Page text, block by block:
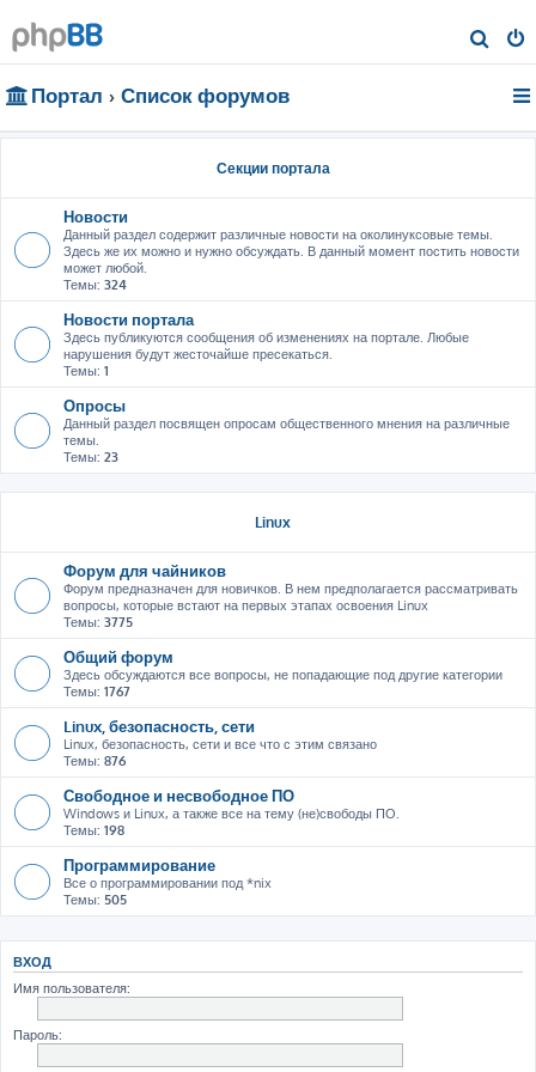
о
Портал Список форумов
Секции портала
Новости
Данный раздел содержит различные новости на околинуксовые темы.
Здесь же их можно и нужно обсуждать. В данный момент постить новости
может любой.
Темы: 324
Новости портала
Здесь публикуются сообщения об изменениях на портале. Любые
нарушения будут жесточайше пресекаться.
Темы: 1
Опросы
Данный раздел посвящен опросам общественного мнения на различные
темы.
Темы: 23
Linux
Форум для чайников
Форум предназначен для новичков. В нем предполагается рассматривать
вопросы, которые встают на первых этапах освоения Linux
Темы: 3775
Общий форум
Здесь обсуждаются все вопросы, не попадающие под другие категории
Темы: 1767
Linux, безопасность, сети
Linux, безопасность, сети и все что с этим связано
Темы: 876
Свободное и несвободное ПО
Windows и Linux, а также все на тему (не)свободы ПО.
Темы: 198
Программирование
Все о программировании под *nix
Темы: 505
ВХОД
Имя пользователя:
Пароль: